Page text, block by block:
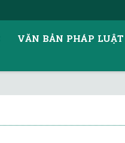
VĂN BẢN PHÁP LUẬT